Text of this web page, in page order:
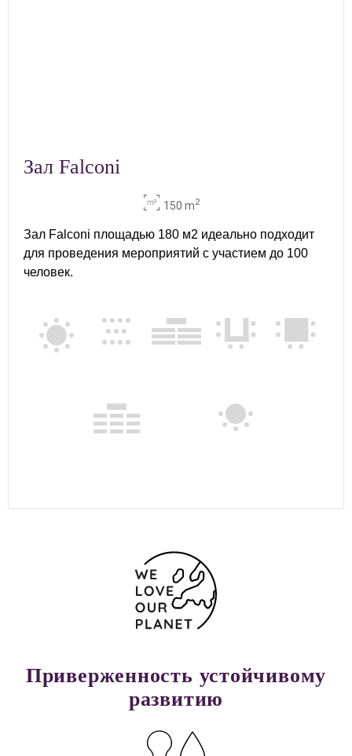
Зал Falconi
150 m2
Зал Falconi площадью 180 м2 идеально подходит
для проведения мероприятий с участием до 100
человек.
Приверженность устойчивому
развитию